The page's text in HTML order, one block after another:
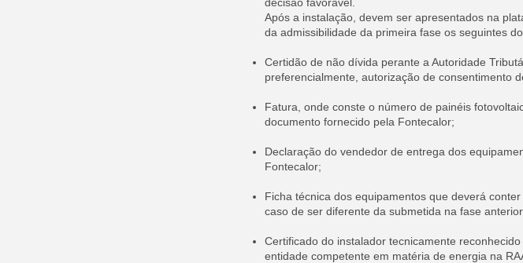
Após a instalação, devem ser apresentados na
da admissibilidade da primeira fase os seguintes
Certidão de não dívida perante a Autoridade
preferencialmente, autorização de consentimento
Fatura, onde conste o número de painéis
documento fornecido pela Fontecalor;
Declaração do vendedor de entrega dos
Fontecalor;
Ficha técnica dos equipamentos que deverá
caso de ser diferente da submetida na fase
Certificado do instalador tecnicamente
entidade competente em matéria de energia na